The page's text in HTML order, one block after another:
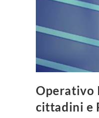
​Operativo
cittadini e